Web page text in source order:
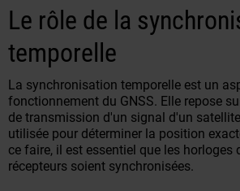
Le rôle de la
temporelle
La synchronisation temporelle est un
fonctionnement du GNSS. Elle repose
de transmission d'un signal d'un
utilisée pour déterminer la position
ce faire, il est essentiel que les horloges
récepteurs soient synchronisées.